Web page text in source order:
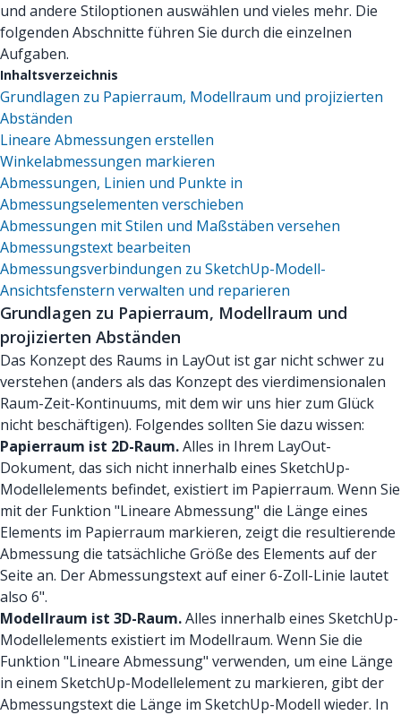
und andere Stiloptionen auswählen und vieles mehr. Die
folgenden Abschnitte führen Sie durch die einzelnen
Aufgaben.
Inhaltsverzeichnis
Grundlagen zu Papierraum, Modellraum und projizierten
Abständen
Lineare Abmessungen erstellen
Winkelabmessungen markieren
Abmessungen, Linien und Punkte in
Abmessungselementen verschieben
Abmessungen mit Stilen und Maßstäben versehen
Abmessungstext bearbeiten
Abmessungsverbindungen zu SketchUp-Modell-
Ansichtsfenstern verwalten und reparieren
Grundlagen zu Papierraum, Modellraum und
projizierten Abständen
Das Konzept des Raums in LayOut ist gar nicht schwer zu
verstehen (anders als das Konzept des vierdimensionalen
Raum-Zeit-Kontinuums, mit dem wir uns hier zum Glück
nicht beschäftigen). Folgendes sollten Sie dazu wissen:
Papierraum ist 2D-Raum.Alles in Ihrem LayOut-
Dokument, das sich nicht innerhalb eines SketchUp-
Modellelements befindet, existiert im Papierraum. Wenn Sie
mit der Funktion "Lineare Abmessung" die Länge eines
Elements im Papierraum markieren, zeigt die resultierende
Abmessung die tatsächliche Größe des Elements auf der
Seite an. Der Abmessungstext auf einer 6-Zoll-Linie lautet
also 6".
Modellraum ist 3D-Raum.Alles innerhalb eines SketchUp-
Modellelements existiert im Modellraum. Wenn Sie die
Funktion "Lineare Abmessung" verwenden, um eine Länge
in einem SketchUp-Modellelement zu markieren, gibt der
Abmessungstext die Länge im SketchUp-Modell wieder. In